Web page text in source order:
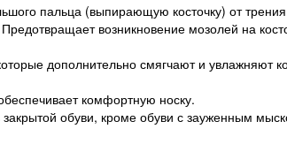
пальца (выпирающую косточку) от
возникновение мозолей на
дополнительно смягчают и увлажняют
комфортную носку.
обуви, кроме обуви с зауженным